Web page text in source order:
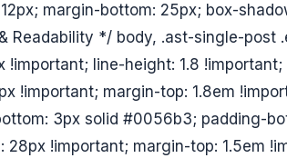
margin-bottom: 25px; box-
Readability */ body, .ast-single-post
line-height: 1.8 !important;
!important; margin-top: 1.8em
3px solid #0056b3; padding-
!important; margin-top: 1.5em